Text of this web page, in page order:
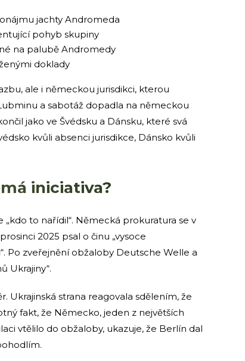
jachty Andromeda
pohyb skupiny
na palubě Andromedy
doklady
ale i německou jurisdikci, kterou
a sabotáž dopadla na německou
jako ve Švédsku a Dánsku, které svá
kvůli absenci jurisdikce, Dánsko kvůli
iniciativa?
„kdo to nařídil“. Německá prokuratura se v
2025 psal o činu „vysoce
Po zveřejnění obžaloby Deutsche Welle a
Ukrajiny“.
Ukrajinská strana reagovala sdělením, že
fakt, že Německo, jeden z největších
vtělilo do obžaloby, ukazuje, že Berlín dal